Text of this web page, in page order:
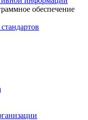
обеспечение